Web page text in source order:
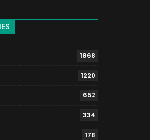
1868
1220
652
334
178